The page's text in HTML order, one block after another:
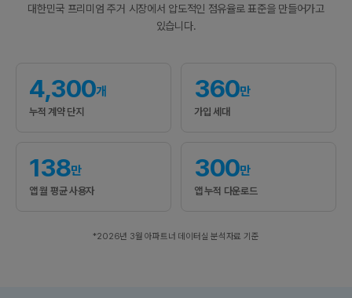
대한민국 프리미엄 주거 시장에서 압도적인 점유율로 표준을 만들어가고
있습니다.
4,300개
누적 계약 단지
360만
가입 세대
138만
앱 월 평균 사용자
300만
앱 누적 다운로드
*2026년 3월 아파트너 데이터실 분석자료 기준